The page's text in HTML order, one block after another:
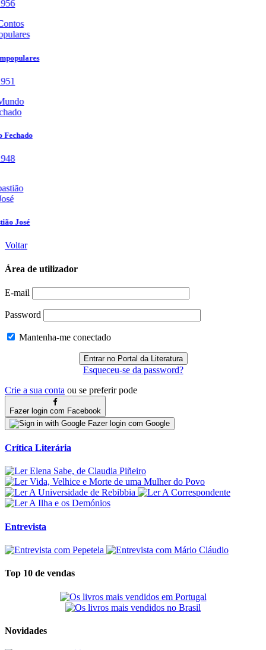
Voltar
Área de utilizador
E-mail
Password
Mantenha-me conectado
Esqueceu-se da password?
Crie a sua conta ou se preferir pode
Fazer login com Facebook
Fazer login com Google
Crítica Literária
Entrevista
Top 10 de vendas
Novidades